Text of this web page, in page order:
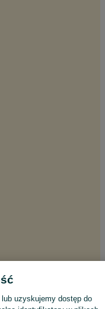
uzyskujemy dostęp do